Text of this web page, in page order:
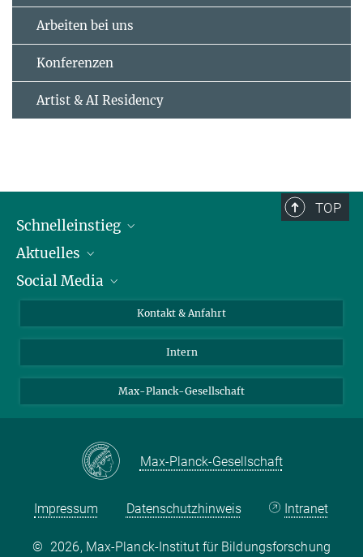
Arbeiten bei uns
Konferenzen
Artist & AI Residency
TOP
Schnelleinstieg
Personen
Pressebereich
Aktuelles
Stellenangebote
Social Media
LinkedIn
Kontakt & Anfahrt
Intern
Max-Planck-Gesellschaft
Max-Planck-Gesellschaft
Impressum Datenschutzhinweis Intranet
© 2026, Max-Planck-Institut für Bildungsforschung